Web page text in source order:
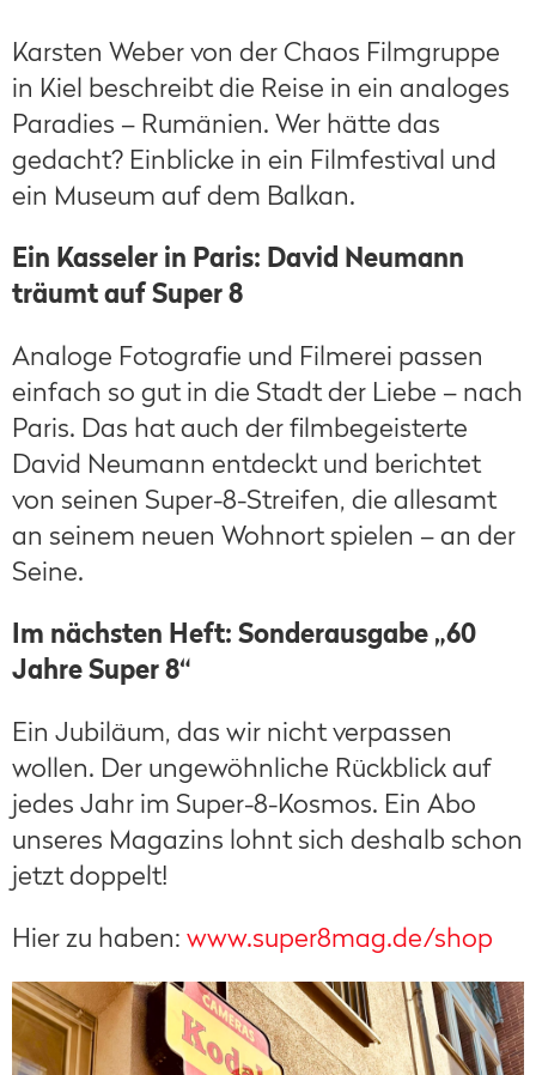
Karsten Weber von der Chaos Filmgruppe
in Kiel beschreibt die Reise in ein analoges
Paradies – Rumänien. Wer hätte das
gedacht? Einblicke in ein Filmfestival und
ein Museum auf dem Balkan.
Ein Kasseler in Paris: David Neumann
träumt auf Super 8
Analoge Fotografie und Filmerei passen
einfach so gut in die Stadt der Liebe – nach
Paris. Das hat auch der filmbegeisterte
David Neumann entdeckt und berichtet
von seinen Super-8-Streifen, die allesamt
an seinem neuen Wohnort spielen – an der
Seine.
Im nächsten Heft: Sonderausgabe „60
Jahre Super 8“
Ein Jubiläum, das wir nicht verpassen
wollen. Der ungewöhnliche Rückblick auf
jedes Jahr im Super-8-Kosmos. Ein Abo
unseres Magazins lohnt sich deshalb schon
jetzt doppelt!
Hier zu haben: www.super8mag.de/shop